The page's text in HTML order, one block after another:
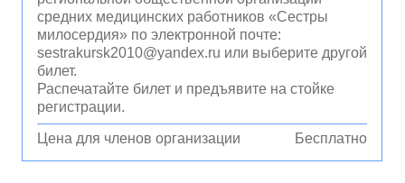
средних медицинских работников «Сестры
милосердия» по электронной почте:
sestrakursk2010@yandex.ru или выберите другой
билет.
Распечатайте билет и предъявите на стойке
регистрации.
Цена для членов организации Бесплатно